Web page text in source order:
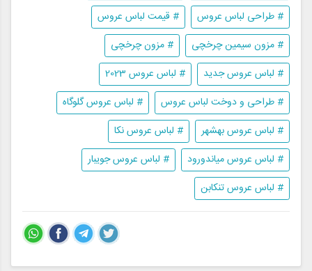
# طراحی لباس عروس
# قیمت لباس عروس
# مزون سیمین چرخچی
# مزون چرخچی
# لباس عروس جدید
# لباس عروس 2023
# طراحی و دوخت لباس عروس
# لباس عروس گلوگاه
# لباس عروس بهشهر
# لباس عروس نکا
# لباس عروس میاندورود
# لباس عروس جویبار
# لباس عروس تنکابن